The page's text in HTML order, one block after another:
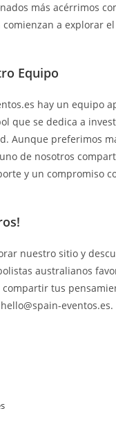
más acérrimos
a explorar
Equipo
hay un equipo
que se dedica a
Aunque preferimos
de nosotros
y un compromiso
nuestro sitio y
australianos
compartir tus
hello@spain-eventos.es.